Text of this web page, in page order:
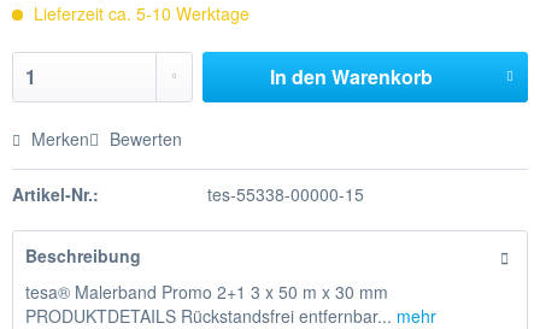
Lieferzeit ca. 5-10 Werktage
In den Warenkorb
Merken Bewerten
Artikel-Nr.: tes-55338-00000-15
Beschreibung
tesa® Malerband Promo 2+1 3 x 50 m x 30 mm
PRODUKTDETAILS Rückstandsfrei entfernbar... mehr